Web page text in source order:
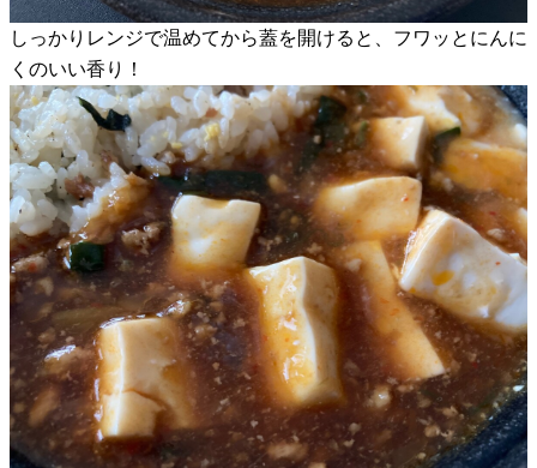
しっかりレンジで温めてから蓋を開けると、フワッとにんに
くのいい香り！